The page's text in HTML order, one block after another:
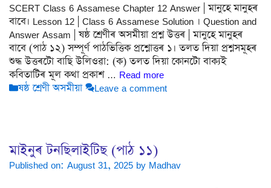
SCERT Class 6 Assamese Chapter 12 Answer | মানুহে মানুহৰ
বাবে। Lesson 12 | Class 6 Assamese Solution । Question and
Answer Assam | ষষ্ঠ শ্ৰেণীৰ অসমীয়া প্ৰশ্ন উত্তৰ | মানুহে মানুহৰ
বাবে (পাঠ ১২) সম্পূৰ্ণ পাঠভিত্তিক প্ৰশ্নোত্তৰ ১। তলত দিয়া প্ৰশ্নসমূহৰ
শুদ্ধ উত্তৰটো বাছি উলিওৱা: (ক) তলত দিয়া কোনটো বাক্যই
কবিতাটিৰ মূল কথা প্ৰকাশ … Read more
Categories
ষষ্ঠ শ্ৰেণী অসমীয়া Leave a comment
মাইনুৰ টনছিলাইটিছ (পাঠ ১১)
Published on: August 31, 2025 by Madhav